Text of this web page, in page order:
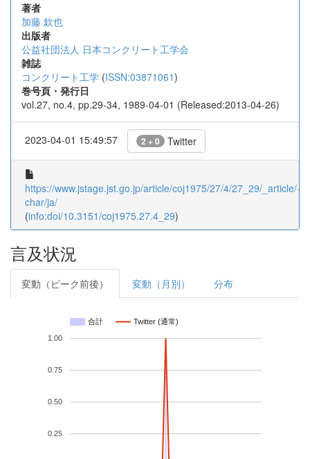
著者
加藤 欽也
出版者
公益社団法人 日本コンクリート工学会
雑誌
コンクリート工学 (ISSN:03871061)
巻号頁・発行日
vol.27, no.4, pp.29-34, 1989-04-01 (Released:2013-04-26)
2023-04-01 15:49:57 2 + 0 Twitter
https://www.jstage.jst.go.jp/article/coj1975/27/4/27_29/_article/-
char/ja/
(info:doi/10.3151/coj1975.27.4_29)
言及状況
変動（ピーク前後） 変動（月別） 分布
合計 Twitter (通常)
0.25
0.50
0.75
1.00